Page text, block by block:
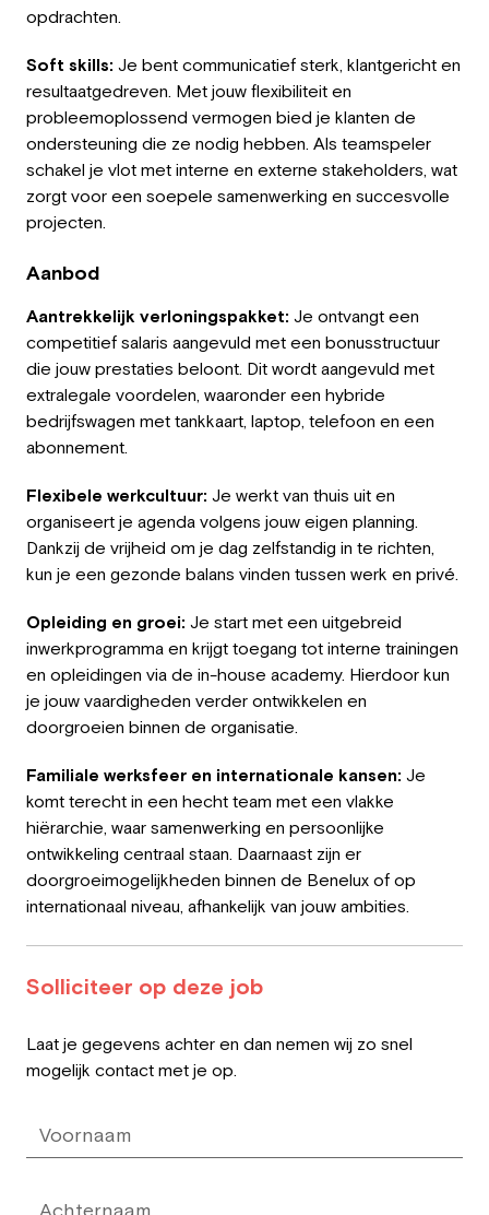
opdrachten.
Soft skills: Je bent communicatief sterk, klantgericht en
resultaatgedreven. Met jouw flexibiliteit en
probleemoplossend vermogen bied je klanten de
ondersteuning die ze nodig hebben. Als teamspeler
schakel je vlot met interne en externe stakeholders, wat
zorgt voor een soepele samenwerking en succesvolle
projecten.
Aanbod
Aantrekkelijk verloningspakket: Je ontvangt een
competitief salaris aangevuld met een bonusstructuur
die jouw prestaties beloont. Dit wordt aangevuld met
extralegale voordelen, waaronder een hybride
bedrijfswagen met tankkaart, laptop, telefoon en een
abonnement.
Flexibele werkcultuur: Je werkt van thuis uit en
organiseert je agenda volgens jouw eigen planning.
Dankzij de vrijheid om je dag zelfstandig in te richten,
kun je een gezonde balans vinden tussen werk en privé.
Opleiding en groei: Je start met een uitgebreid
inwerkprogramma en krijgt toegang tot interne trainingen
en opleidingen via de in-house academy. Hierdoor kun
je jouw vaardigheden verder ontwikkelen en
doorgroeien binnen de organisatie.
Familiale werksfeer en internationale kansen: Je
komt terecht in een hecht team met een vlakke
hiërarchie, waar samenwerking en persoonlijke
ontwikkeling centraal staan. Daarnaast zijn er
doorgroeimogelijkheden binnen de Benelux of op
internationaal niveau, afhankelijk van jouw ambities.
Solliciteer op deze job
field
Laat je gegevens achter en dan nemen wij zo snel
mogelijk contact met je op.